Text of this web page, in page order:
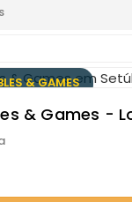
& GAMES
& Games -